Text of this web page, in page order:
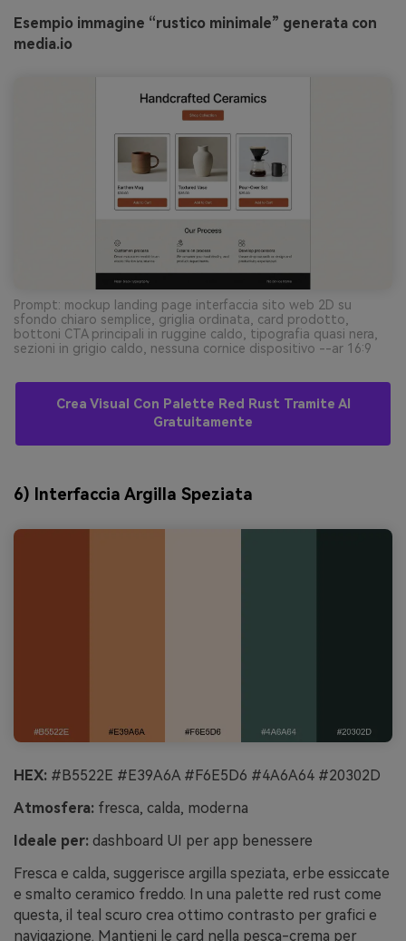
Esempio immagine “rustico minimale” generata con
media.io
Prompt: mockup landing page interfaccia sito web 2D su
sfondo chiaro semplice, griglia ordinata, card prodotto,
bottoni CTA principali in ruggine caldo, tipografia quasi nera,
sezioni in grigio caldo, nessuna cornice dispositivo --ar 16:9
Crea Visual Con Palette Red Rust Tramite AI
Gratuitamente
6) Interfaccia Argilla Speziata
HEX: #B5522E #E39A6A #F6E5D6 #4A6A64 #20302D
Atmosfera: fresca, calda, moderna
Ideale per: dashboard UI per app benessere
Fresca e calda, suggerisce argilla speziata, erbe essiccate
e smalto ceramico freddo. In una palette red rust come
questa, il teal scuro crea ottimo contrasto per grafici e
navigazione. Mantieni le card nella pesca-crema per